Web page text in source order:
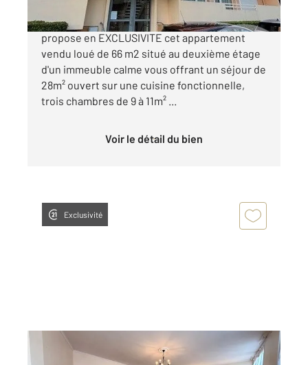
CENTURY 21 AGENCE DELAHAYE vous
propose en EXCLUSIVITE cet appartement
vendu loué de 66 m2 situé au deuxième étage
d'un immeuble calme vous offrant un séjour de
28m² ouvert sur une cuisine fonctionnelle,
trois chambres de 9 à 11m² ...
Voir le détail du bien
Exclusivité
ST QUENTIN 02